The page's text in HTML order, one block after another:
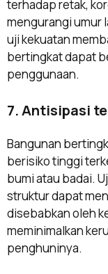
terhadap retak,
mengurangi umur
uji kekuatan
bertingkat dapat
penggunaan.
7. Antisipasi
Bangunan
berisiko tinggi
bumi atau badai.
struktur dapat
disebabkan oleh
meminimalkan
penghuninya.